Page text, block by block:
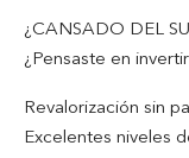
¿CANSADO DEL
¿Pensaste en
Revalorización sin
Excelentes niveles